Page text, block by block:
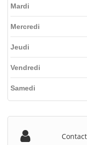
Mardi
Mercredi
Jeudi
Vendredi
Samedi